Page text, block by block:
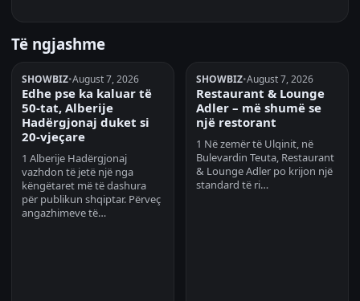
Të ngjashme
SHOWBIZ•August 7, 2026
Edhe pse ka kaluar të
50-tat, Alberije
Hadërgjonaj duket si
20-vjeçare
1 Alberije Hadërgjonaj
vazhdon të jetë një nga
këngëtaret më të dashura
për publikun shqiptar. Përveç
angazhimeve të…
SHOWBIZ•August 7, 2026
Restaurant & Lounge
Adler – më shumë se
një restorant
1 Në zemër të Ulqinit, në
Bulevardin Teuta, Restaurant
& Lounge Adler po krijon një
standard të ri…